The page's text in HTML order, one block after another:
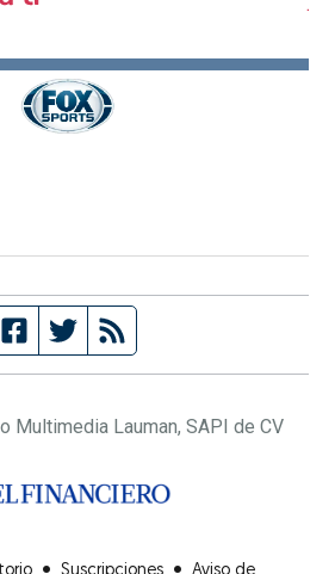
Multimedia Lauman, SAPI de CV
(Opens in new